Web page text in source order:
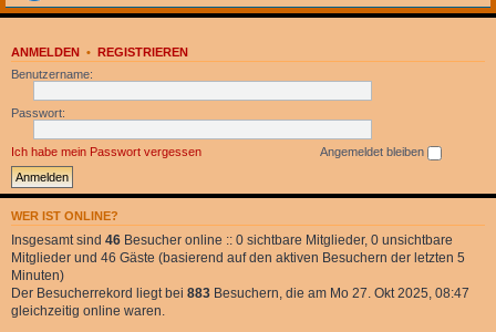
ANMELDEN • REGISTRIEREN
Benutzername:
Passwort:
Ich habe mein Passwort vergessen Angemeldet bleiben
WER IST ONLINE?
Insgesamt sind 46 Besucher online :: 0 sichtbare Mitglieder, 0 unsichtbare
Mitglieder und 46 Gäste (basierend auf den aktiven Besuchern der letzten 5
Minuten)
Der Besucherrekord liegt bei 883 Besuchern, die am Mo 27. Okt 2025, 08:47
gleichzeitig online waren.